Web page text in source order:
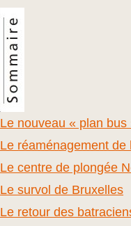
Le nouveau « plan
Le réaménagement
Le centre de plongée
Le survol de Bruxelles
Le retour des